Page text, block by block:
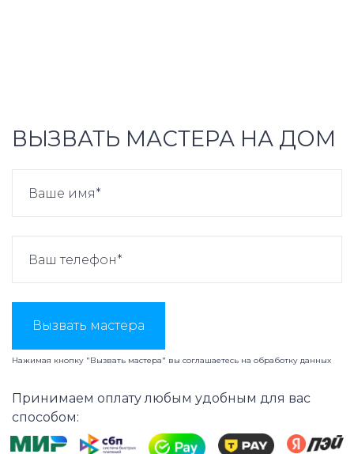
ВЫЗВАТЬ МАСТЕРА НА ДОМ
Вызвать мастера
Нажимая кнопку "Вызвать мастера" вы соглашаетесь на обработку данных
Принимаем оплату любым удобным для вас
способом: